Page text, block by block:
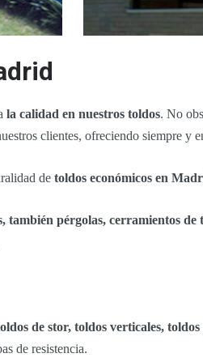
la calidad en nuestros toldos. No
clientes, ofreciendo siempre y
de toldos económicos en
también pérgolas, cerramientos de
de stor, toldos verticales,
de resistencia.